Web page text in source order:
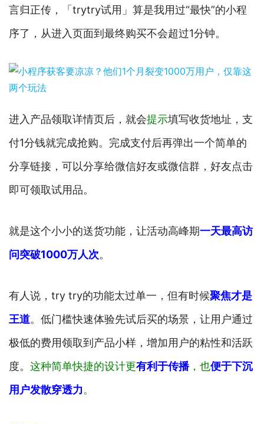
言归正传，「trytry试用」算是我用过“最快”的小程
序了，从进入页面到最终购买不会超过1分钟。
进入产品领取详情页后，就会提示填写收货地址，支
付1分钱就完成抢购。完成支付后再弹出一个简单的
分享链接，可以分享给微信好友或微信群，好友点击
即可领取试用品。
就是这个小小的送货功能，让活动高峰期一天最高访
问突破1000万人次。
有人说，try try的功能太过单一，但有时候聚焦才是
王道。低门槛快速体验先试后买的场景，让用户通过
极低的费用领取到产品小样，增加用户的粘性和活跃
度。 这种简单快捷的设计更有利于传播 ，也便于下沉
用户发散穿透力。